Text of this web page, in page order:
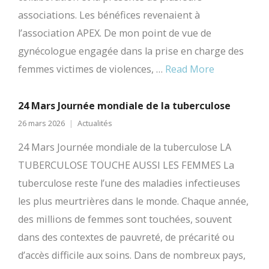
associations. Les bénéfices revenaient à
l’association APEX. De mon point de vue de
gynécologue engagée dans la prise en charge des
femmes victimes de violences, … Read More
24 Mars Journée mondiale de la tuberculose
26 mars 2026 Actualités
24 Mars Journée mondiale de la tuberculose LA
TUBERCULOSE TOUCHE AUSSI LES FEMMES La
tuberculose reste l’une des maladies infectieuses
les plus meurtrières dans le monde. Chaque année,
des millions de femmes sont touchées, souvent
dans des contextes de pauvreté, de précarité ou
d’accès difficile aux soins. Dans de nombreux pays,